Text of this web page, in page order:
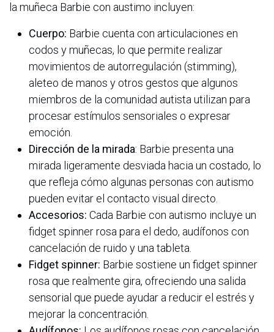
la muñeca Barbie con austimo incluyen:
Cuerpo: Barbie cuenta con articulaciones en
codos y muñecas, lo que permite realizar
movimientos de autorregulación (stimming),
aleteo de manos y otros gestos que algunos
miembros de la comunidad autista utilizan para
procesar estímulos sensoriales o expresar
emoción.
Dirección de la mirada: Barbie presenta una
mirada ligeramente desviada hacia un costado, lo
que refleja cómo algunas personas con autismo
pueden evitar el contacto visual directo.
Accesorios: Cada Barbie con autismo incluye un
fidget spinner rosa para el dedo, audífonos con
cancelación de ruido y una tableta.
Fidget spinner: Barbie sostiene un fidget spinner
rosa que realmente gira, ofreciendo una salida
sensorial que puede ayudar a reducir el estrés y
mejorar la concentración.